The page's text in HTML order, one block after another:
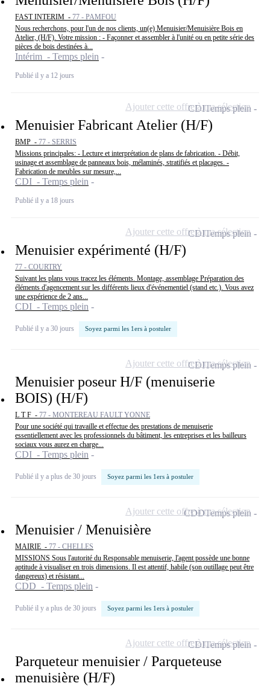
FAST INTERIM - 77 - PAMFOU
Nous recherchons, pour l'un de nos clients, un(e) Menuisier/Menuisière Bois en
Atelier, (H/F). Votre mission : - Façonner et assembler à l'unité ou en petite série des
pièces de bois destinées à...
Intérim - Temps plein
Publié il y a 12 jours
Menuisier Fabricant Atelier (H/F)
BMP - 77 - SERRIS
Missions principales: - Lecture et interprétation de plans de fabrication. - Débit,
usinage et assemblage de panneaux bois, mélaminés, stratifiés et placages. -
Fabrication de meubles sur mesure,...
CDI - Temps plein
Publié il y a 18 jours
CDITemps plein
Ajouter cette offre à ma sélection
Menuisier expérimenté (H/F)
77 - COURTRY
Suivant les plans vous tracez les éléments. Montage, assemblage Préparation des
éléments d'agencement sur les différents lieux d'événementiel (stand etc.). Vous avez
une expérience de 2 ans...
CDI - Temps plein
Publié il y a 30 jours Soyez parmi les 1ers à postuler
CDITemps plein
Ajouter cette offre à ma sélection
Menuisier poseur H/F (menuiserie
BOIS) (H/F)
L T F - 77 - MONTEREAU FAULT YONNE
Pour une société qui travaille et effectue des prestations de menuiserie
essentiellement avec les professionnels du bâtiment, les entreprises et les bailleurs
sociaux vous aurez en charge...
CDI - Temps plein
Publié il y a plus de 30 jours Soyez parmi les 1ers à postuler
CDITemps plein
Ajouter cette offre à ma sélection
Menuisier / Menuisière
MAIRIE - 77 - CHELLES
MISSIONS Sous l'autorité du Responsable menuiserie, l'agent possède une bonne
aptitude à visualiser en trois dimensions. Il est attentif, habile (son outillage peut être
dangereux) et résistant...
CDD - Temps plein
Publié il y a plus de 30 jours Soyez parmi les 1ers à postuler
CDDTemps plein
Ajouter cette offre à ma sélection
Parqueteur menuisier / Parqueteuse
menuisière (H/F)
CDITemps plein
Ajouter cette offre à ma sélection